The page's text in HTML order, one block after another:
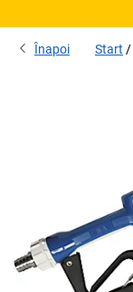
Înapoi Start